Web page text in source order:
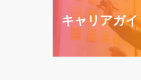
キャリアガイ